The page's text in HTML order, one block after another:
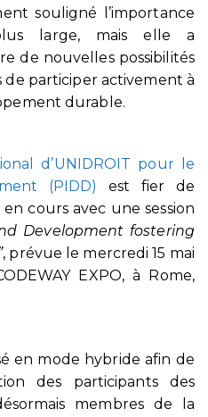
souligné l’importance
large, mais elle a
de nouvelles possibilités
de participer activement à
durable.
d’UNIDROIT pour le
(PIDD)
est fier de
cours avec une session
Development fostering
, prévue le mercredi 15 mai
EXPO, à Rome,
en mode hybride afin de
des participants des
membres de la